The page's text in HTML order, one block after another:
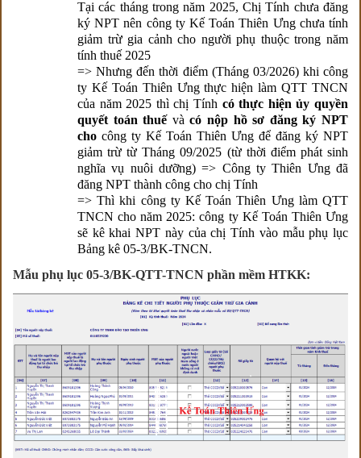
Tại các tháng trong năm 2025, ChịTính chưa đăng
ký NPT nên công ty Kế Toán Thiên Ưng chưa tính
giảm trừ gia cảnh cho người phụ thuộc trong năm
tính thuế 2025
=> Nhưng đến thời điểm (Tháng 03/2026) khi công
ty Kế Toán Thiên Ưng thực hiện làm QTT TNCN
của năm 2025 thì chị Tính có thực hiện ủy quyền
quyết toán thuếvàcó nộp hồ sơ đăng ký NPT
cho công ty Kế Toán Thiên Ưng để đăng ký NPT
giảm trừ từ Tháng 09/2025 (từ thời điểm phát sinh
nghĩa vụ nuôi dưỡng) => Công ty Thiên Ưng đã
đăng NPT thành công cho chị Tính
=> Thì khi công ty Kế Toán Thiên Ưng làm QTT
TNCN cho năm 2025: công ty Kế Toán Thiên Ưng
sẽ kê khai NPT này của chịTính vào mẫu phụ lục
Bảng kê 05-3/BK-TNCN.
Mẫu phụ lục 05-3/BK-QTT-TNCN phần mềm HTKK: